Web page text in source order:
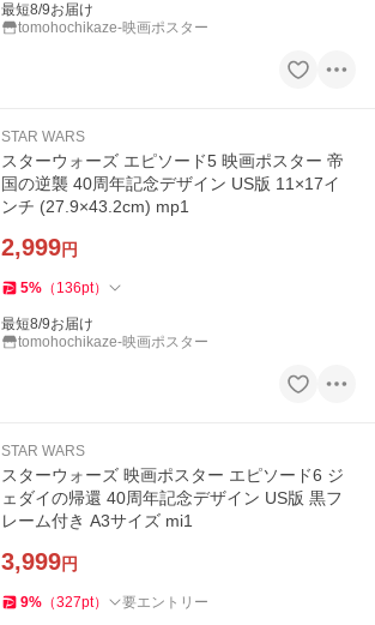
最短8/9お届け
tomohochikaze-映画ポスター
STAR WARS
スターウォーズ エピソード5 映画ポスター 帝
国の逆襲 40周年記念デザイン US版 11×17イ
ンチ (27.9×43.2cm) mp1
2,999円
5% （ 136pt）
最短8/9お届け
tomohochikaze-映画ポスター
STAR WARS
スターウォーズ 映画ポスター エピソード6 ジ
ェダイの帰還 40周年記念デザイン US版 黒フ
レーム付き A3サイズ mi1
3,999円
9% （327pt） 要エントリー